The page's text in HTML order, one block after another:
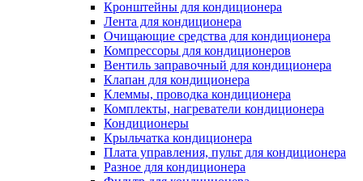
Кронштейны для кондиционера
Лента для кондиционера
Очищающие средства для кондиционера
Компрессоры для кондиционеров
Вентиль заправочный для кондиционера
Клапан для кондиционера
Клеммы, проводка кондиционера
Комплекты, нагреватели кондиционера
Кондиционеры
Крыльчатка кондиционера
Плата управления, пульт для кондиционера
Разное для кондиционера